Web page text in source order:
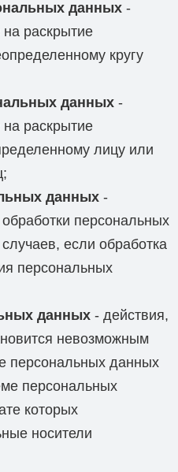
данных -
раскрытие
кругу
данных -
раскрытие
лицу или
данных -
персональных
если обработка
персональных
данных - действия,
невозможным
персональных данных
персональных
которых
носители